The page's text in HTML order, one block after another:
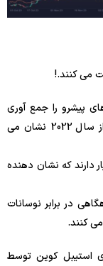
می کنند.!
کوین های پیشرو را جمع آوری
کردند زیرا استیبل کوین ها بالاترین ارزش بازار را از سال 2022 نشان می
در اختیار دارند که نشان دهنده
در برابر نوسانات
کنند.
استیبل کوین توسط